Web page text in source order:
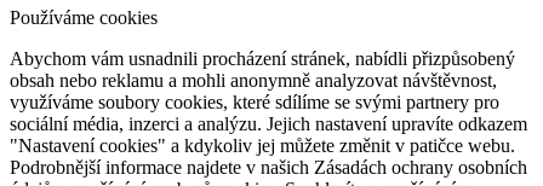
Používáme cookies
Abychom vám usnadnili procházení stránek, nabídli přizpůsobený
obsah nebo reklamu a mohli anonymně analyzovat návštěvnost,
využíváme soubory cookies, které sdílíme se svými partnery pro
sociální média, inzerci a analýzu. Jejich nastavení upravíte odkazem
"Nastavení cookies" a kdykoliv jej můžete změnit v patičce webu.
Podrobnější informace najdete v našich Zásadách ochrany osobních